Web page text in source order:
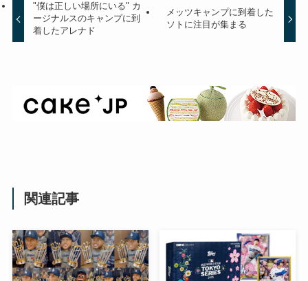
"僕は正しい場所にいる" カ
ージナルスのキャンプに到
着したアレナド
メッツキャンプに到着した
ソトに注目が集まる
関連記事